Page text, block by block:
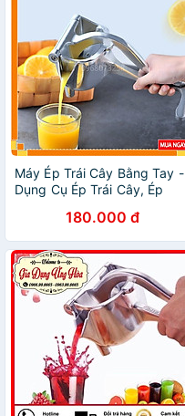
Máy Ép Trái Cây Bằng Tay -
Dụng Cụ Ép Trái Cây, Ép
Toàn, Tiện Dụng
180.000 đ